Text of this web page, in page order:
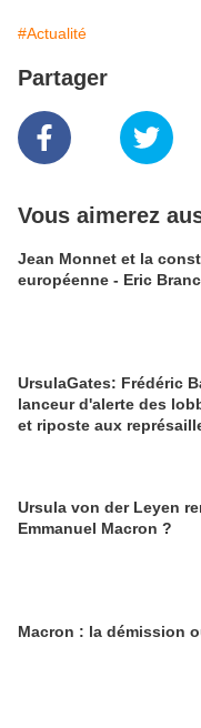
#Actualité
Partager
Vous aimerez
Jean Monnet et la
européenne - Eric
UrsulaGates: Frédéric
lanceur d'alerte des
et riposte aux
Ursula von der Leyen
Emmanuel Macron ?
Macron : la démission